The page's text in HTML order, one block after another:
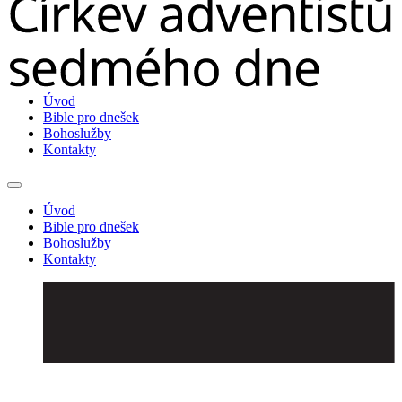
Úvod
Bible pro dnešek
Bohoslužby
Kontakty
Úvod
Bible pro dnešek
Bohoslužby
Kontakty